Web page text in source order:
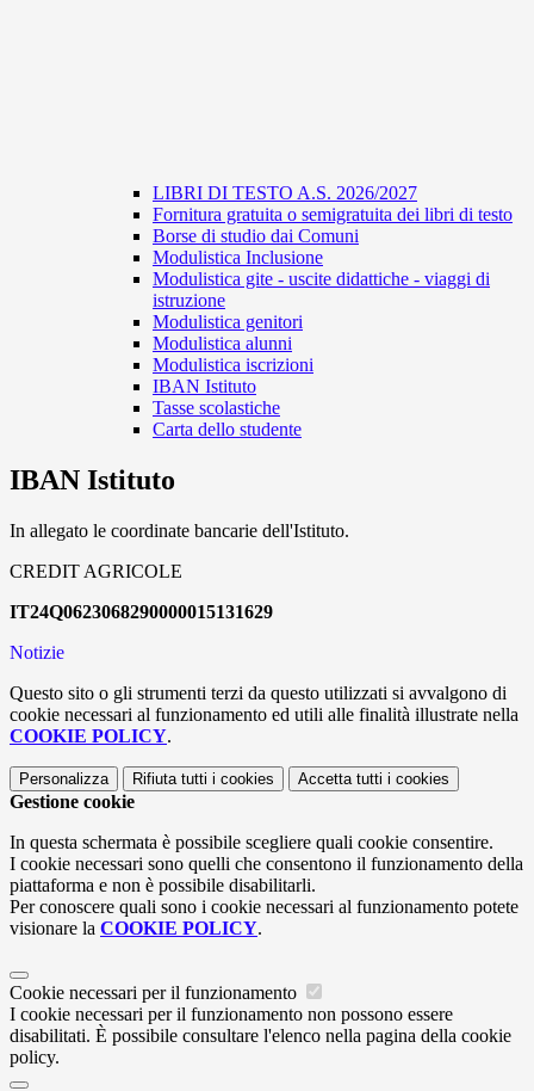
LIBRI DI TESTO A.S. 2026/2027
Fornitura gratuita o semigratuita dei libri di testo
Borse di studio dai Comuni
Modulistica Inclusione
Modulistica gite - uscite didattiche - viaggi di
istruzione
Modulistica genitori
Modulistica alunni
Modulistica iscrizioni
IBAN Istituto
Tasse scolastiche
Carta dello studente
IBAN Istituto
In allegato le coordinate bancarie dell'Istituto.
CREDIT AGRICOLE
IT24Q0623068290000015131629
Notizie
Questo sito o gli strumenti terzi da questo utilizzati si avvalgono di
cookie necessari al funzionamento ed utili alle finalità illustrate nella
COOKIE POLICY.
Personalizza Rifiuta tutti i cookies Accetta tutti i cookies
Gestione cookie
In questa schermata è possibile scegliere quali cookie consentire.
I cookie necessari sono quelli che consentono il funzionamento della
piattaforma e non è possibile disabilitarli.
Per conoscere quali sono i cookie necessari al funzionamento potete
visionare la COOKIE POLICY.
Cookie necessari per il funzionamento
I cookie necessari per il funzionamento non possono essere
disabilitati. È possibile consultare l'elenco nella pagina della cookie
policy.